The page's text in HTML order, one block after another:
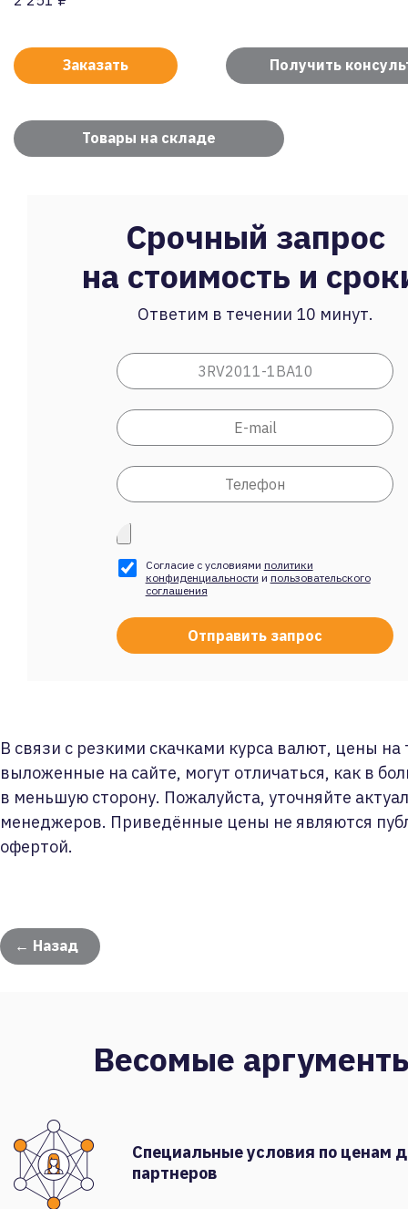
Заказать Получить
Товары на складе
Срочный запрос
на стоимость и
Ответим в течении 10 минут.
Согласие с условиями политики
конфиденциальности и пользовательского
соглашения
В связи с резкими скачками курса валют, цены на
выложенные на сайте, могут отличаться, как в
в меньшую сторону. Пожалуйста, уточняйте
менеджеров. Приведённые цены не являются
офертой.
← Назад
Весомые
Специальные условия по ценам
партнеров